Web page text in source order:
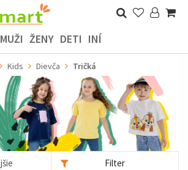
MUŽI ŽENY DETI INÍ
Kids Dievča Tričká
Filter